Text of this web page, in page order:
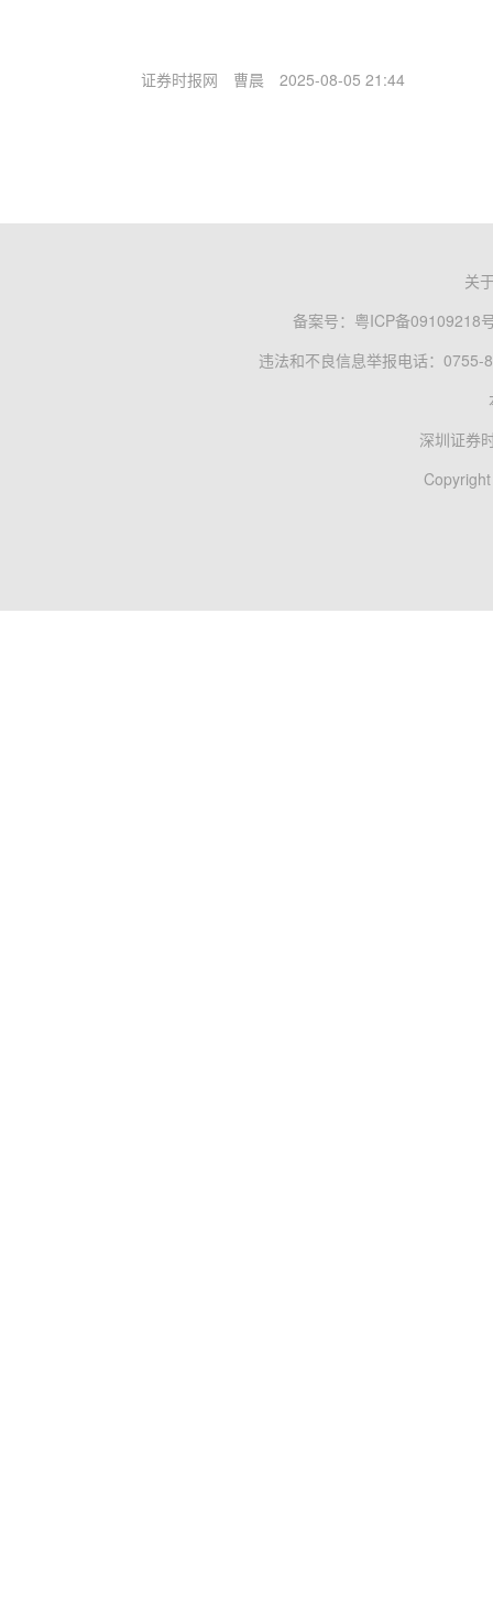
证券时报网 曹晨 2025-08-05 21:44
关
备案号： 粤ICP备09109218
违法和不良信息举报电话：0755-
深圳证券